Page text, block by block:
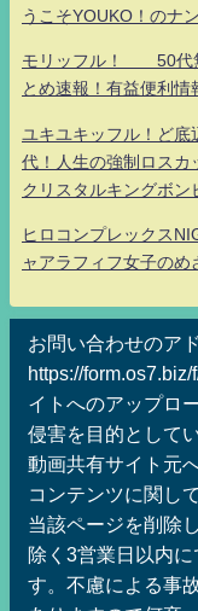
うこそYOUKO！のナ
モリッフル！ 50代無
とめ速報！有益便利
ユキユキッフル！ど底
代！人生の強制ロスカ
クリスタルキングボン
ヒロコンプレックス
ャアラフィフ女子の
お問い合わせのア
https://
イトへのアップロ
侵害を目的として
動画共有サイト元
コンテンツに関し
当該ページを削除
除く3営業日以内
す。不慮による事